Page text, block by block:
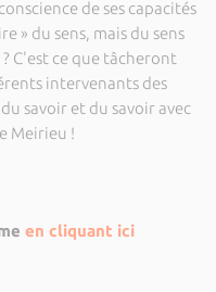
de ses capacités
» du sens, mais du sens
C'est ce que tâcheront
intervenants des
savoir et du savoir avec
Meirieu !
en cliquant ici